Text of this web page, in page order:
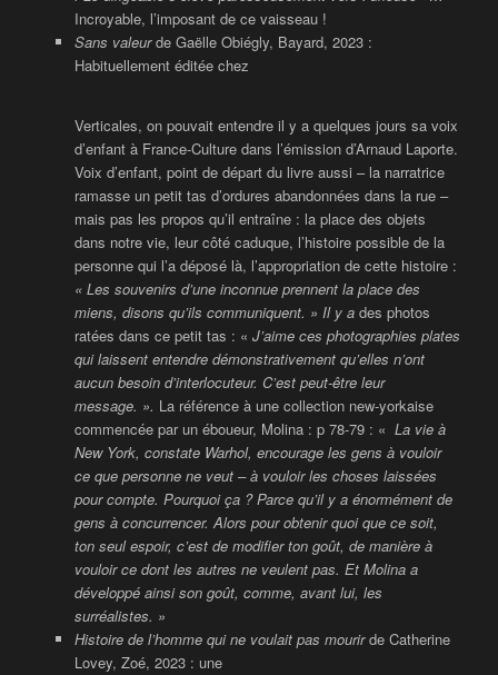
Incroyable, l’imposant de ce vaisseau !
Sans valeurde Gaëlle Obiégly, Bayard, 2023 :
Habituellement éditée chez
Verticales, on pouvait entendre il y a quelques jours sa voix
d’enfant à France-Culture dans l’émission d’Arnaud Laporte.
Voix d’enfant, point de départ du livre aussi – la narratrice
ramasse un petit tas d’ordures abandonnées dans la rue –
mais pas les propos qu’il entraîne : la place des objets
dans notre vie, leur côté caduque, l’histoire possible de la
personne qui l’a déposé là, l’appropriation de cette histoire :
« Les souvenirs d’une inconnue prennent la place des
miens, disons qu’ils communiquent. » Il y ades photos
ratées dans ce petit tas : « J’aime ces photographies plates
qui laissent entendre démonstrativement qu’elles n’ont
aucun besoin d’interlocuteur. C’est peut-être leur
message. ». La référence à une collection new-yorkaise
commencée par un éboueur, Molina : p 78-79 : « La vie à
New York, constate Warhol, encourage les gens à vouloir
ce que personne ne veut – à vouloir les choses laissées
pour compte. Pourquoi ça ? Parce qu’il y a énormément de
gens à concurrencer. Alors pour obtenir quoi que ce soit,
ton seul espoir, c’est de modifier ton goût, de manière à
vouloir ce dont les autres ne veulent pas. Et Molina a
développé ainsi son goût, comme, avant lui, les
surréalistes. »
Histoire de l’homme qui ne voulait pas mourirde Catherine
Lovey, Zoé, 2023 : une